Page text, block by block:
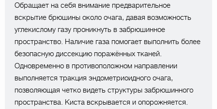
Обращает на себя внимание предварительное
вскрытие брюшины около очага, давая возможность
углекислому газу проникнуть в забрюшинное
пространство. Наличие газа помогает выполнить более
безопасную диссекцию поражённых тканей.
Одновременно в противоположном направлении
выполняется тракция эндометриоидного очага,
позволяющая четко видеть структуры забрюшинного
пространства. Киста вскрывается и опорожняется.